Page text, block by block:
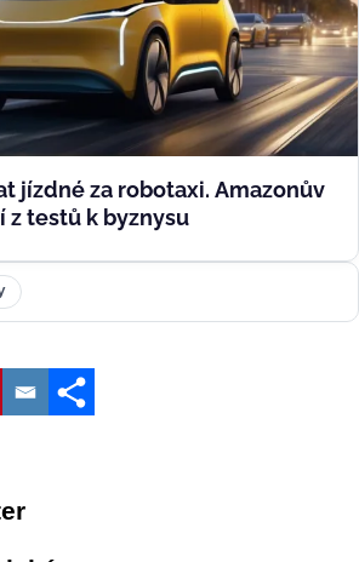
jízdné za robotaxi. Amazonův
z testů k byznysu